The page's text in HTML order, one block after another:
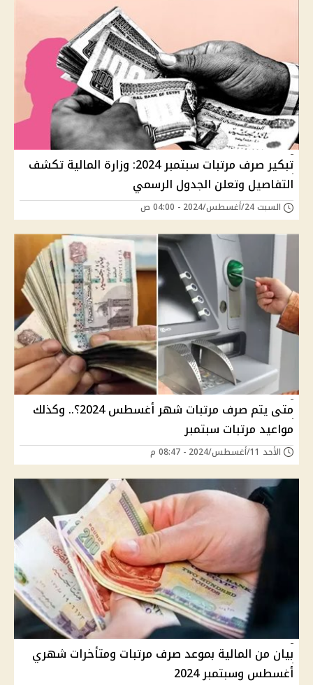
تبكير صرف مرتبات سبتمبر 2024: وزارة المالية تكشف
التفاصيل وتعلن الجدول الرسمي
السبت 24/أغسطس/2024 - 04:00 ص
متى يتم صرف مرتبات شهر أغسطس 2024؟.. وكذلك
مواعيد مرتبات سبتمبر
الأحد 11/أغسطس/2024 - 08:47 م
بيان من المالية بموعد صرف مرتبات ومتأخرات شهري
أغسطس وسبتمبر 2024